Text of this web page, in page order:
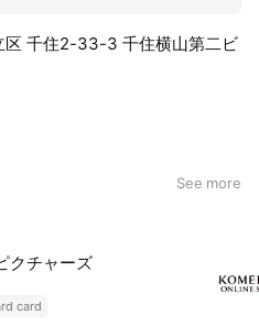
千住2-33-3 千住横山第二ビ
See more
クチャーズ
card